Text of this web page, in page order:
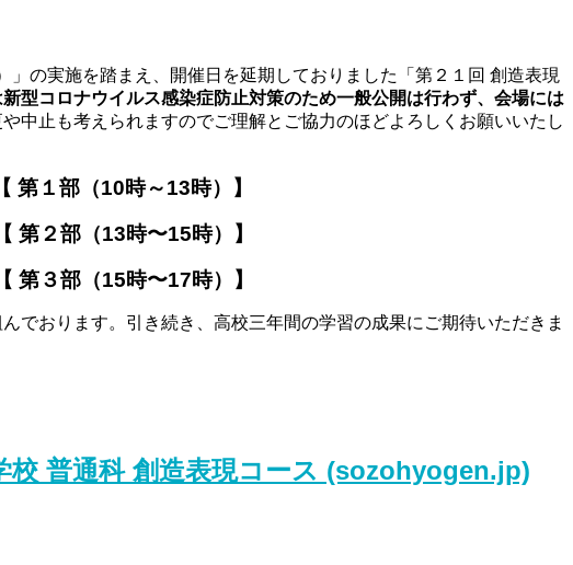
の実施を踏まえ、開催日を延期しておりました「第２１回 創造表現
型コロナウイルス感染症防止対策のため一般公開は行わず、会場には
中止も考えられますのでご理解とご協力のほどよろしくお願いいたし
１部（10時～13時）】
時）】
時）】
でおります。引き続き、高校三年間の学習の成果にご期待いただきま
校 普通科 創造表現コース (sozohyogen.jp)